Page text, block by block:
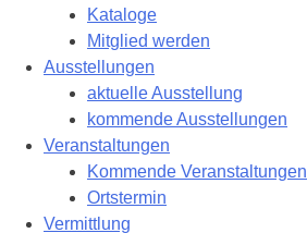
Kataloge
Mitglied werden
Ausstellungen
aktuelle Ausstellung
kommende Ausstellungen
Veranstaltungen
Kommende Veranstaltungen
Ortstermin
Vermittlung